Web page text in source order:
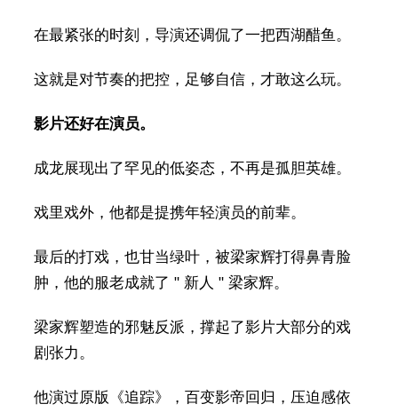
在最紧张的时刻，导演还调侃了一把西湖醋鱼。
这就是对节奏的把控，足够自信，才敢这么玩。
影片还好在演员。
成龙展现出了罕见的低姿态，不再是孤胆英雄。
戏里戏外，他都是提携年轻演员的前辈。
最后的打戏，也甘当绿叶，被梁家辉打得鼻青脸
肿，他的服老成就了 " 新人 " 梁家辉。
梁家辉塑造的邪魅反派，撑起了影片大部分的戏
剧张力。
他演过原版《追踪》，百变影帝回归，压迫感依